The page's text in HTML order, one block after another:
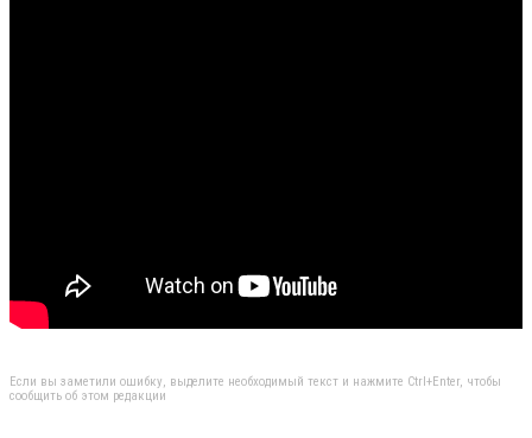
Если вы заметили ошибку, выделите необходимый текст и нажмите Ctrl+Enter, чтобы
сообщить об этом редакции